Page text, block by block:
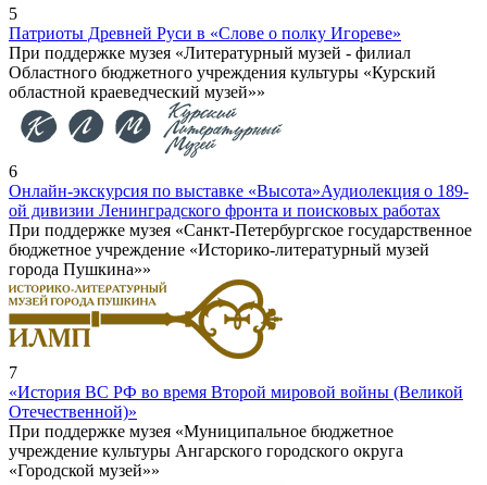
5
Патриоты Древней Руси в «Слове о полку Игореве»
При поддержке музея «Литературный музей - филиал
Областного бюджетного учреждения культуры «Курский
областной краеведческий музей»»
6
Онлайн-экскурсия по выставке «Высота»Аудиолекция о 189-
ой дивизии Ленинградского фронта и поисковых работах
При поддержке музея «Санкт-Петербургское государственное
бюджетное учреждение «Историко-литературный музей
города Пушкина»»
7
«История ВС РФ во время Второй мировой войны (Великой
Отечественной)»
При поддержке музея «Муниципальное бюджетное
учреждение культуры Ангарского городского округа
«Городской музей»»